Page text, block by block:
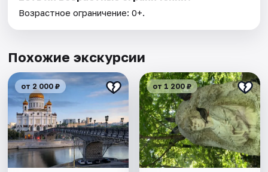
Возрастное ограничение: 0+.
Похожие экскурсии
от 2 000 ₽ от 1 200 ₽